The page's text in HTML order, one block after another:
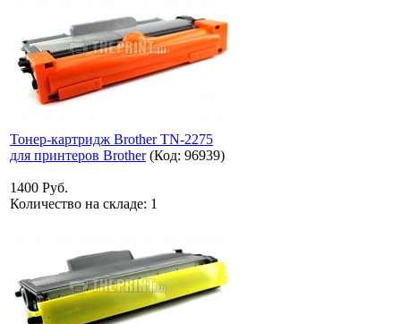
Тонер-картридж Brother TN-2275
для принтеров Brother (Код: 96939)
1400 Руб.
Количество на складе: 1